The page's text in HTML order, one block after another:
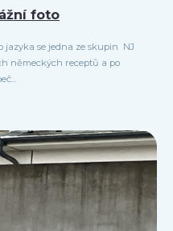
foto
se jedna ze skupin NJ
německých receptů a po